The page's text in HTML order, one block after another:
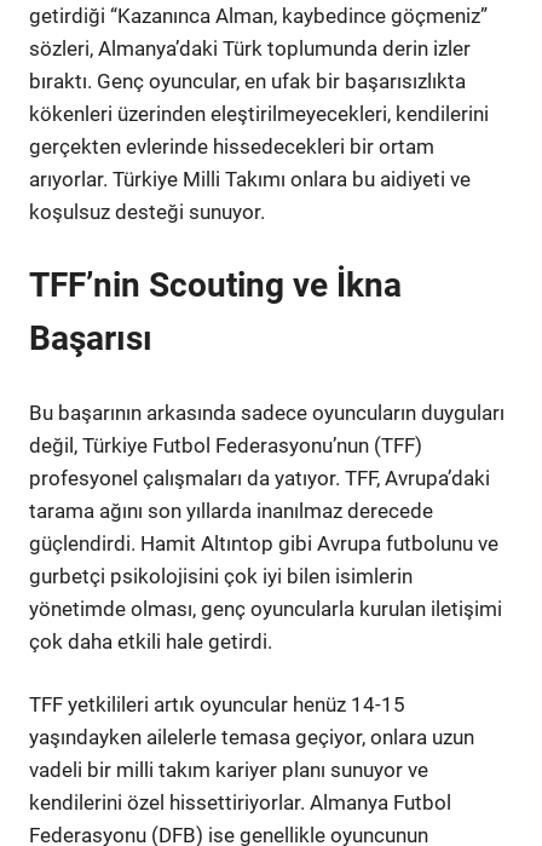
getirdiği “Kazanınca Alman, kaybedince göçmeniz”
sözleri, Almanya’daki Türk toplumunda derin izler
bıraktı. Genç oyuncular, en ufak bir başarısızlıkta
kökenleri üzerinden eleştirilmeyecekleri, kendilerini
gerçekten evlerinde hissedecekleri bir ortam
arıyorlar. Türkiye Milli Takımı onlara bu aidiyeti ve
koşulsuz desteği sunuyor.
TFF’nin Scouting ve İkna
Başarısı
Bu başarının arkasında sadece oyuncuların duyguları
değil, Türkiye Futbol Federasyonu’nun (TFF)
profesyonel çalışmaları da yatıyor. TFF, Avrupa’daki
tarama ağını son yıllarda inanılmaz derecede
güçlendirdi. Hamit Altıntop gibi Avrupa futbolunu ve
gurbetçi psikolojisini çok iyi bilen isimlerin
yönetimde olması, genç oyuncularla kurulan iletişimi
çok daha etkili hale getirdi.
TFF yetkilileri artık oyuncular henüz 14-15
yaşındayken ailelerle temasa geçiyor, onlara uzun
vadeli bir milli takım kariyer planı sunuyor ve
kendilerini özel hissettiriyorlar. Almanya Futbol
Federasyonu (DFB) ise genellikle oyuncunun